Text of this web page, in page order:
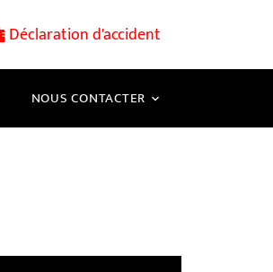
Déclaration d'accident
NOUS CONTACTER